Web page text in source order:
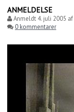
ANMELDELSE
Anmeldt 4. juli 2005 af
0 kommentarer